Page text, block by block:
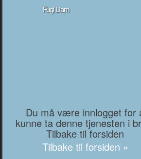
Fugl Dam
Du må være innlogget for
kunne ta denne tjenesten i
Tilbake til forsiden
Tilbake til forsiden »